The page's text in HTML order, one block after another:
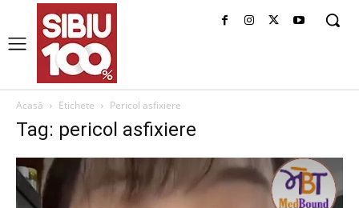
Acasă Etichete Pericol asfixiere
Tag: pericol asfixiere